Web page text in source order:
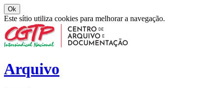
Ok
Este sítio utiliza cookies para melhorar a navegação.
Arquivo